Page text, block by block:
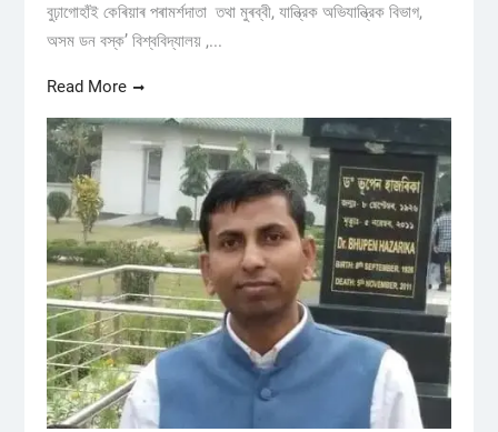
বুঢ়াগোহাঁই কেৰিয়াৰ পৰামৰ্শদাতা তথা মুৰব্বী, যান্ত্রিক অভিযান্ত্রিক বিভাগ,
অসম ডন বস্ক’ বিশ্ববিদ্যালয় ,...
Read More